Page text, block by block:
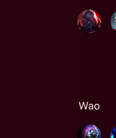
Wao